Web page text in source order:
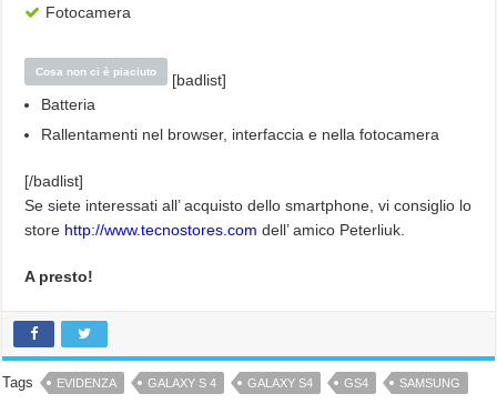
Fotocamera
Cosa non ci è piaciuto
[badlist]
Batteria
Rallentamenti nel browser, interfaccia e nella fotocamera
[/badlist]
Se siete interessati all’ acquisto dello smartphone, vi consiglio lo
store http://www.tecnostores.comdell’ amico Peterliuk.
A presto!
Tags EVIDENZA GALAXY S 4 GALAXY S4 GS4 SAMSUNG